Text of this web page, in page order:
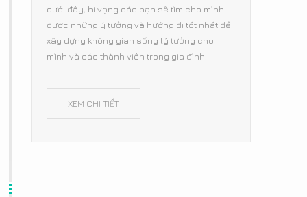
dưới đây, hi vọng các bạn sẽ tìm cho mình
được những ý tưởng và hướng đi tốt nhất để
xây dựng không gian sống lý tưởng cho
mình và các thành viên trong gia đình.
XEM CHI TIẾT